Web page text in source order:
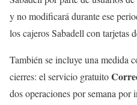
y no modificará durante ese
los cajeros Sabadell con tarjetas
También se incluye una medida
cierres: el servicio gratuito
dos operaciones por semana